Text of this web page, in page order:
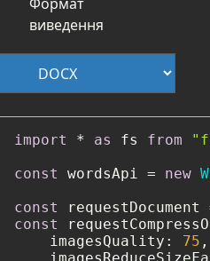
виведення
import * as fs from
const
wordsApi = new
const
const
imagesQuality : 75 ,